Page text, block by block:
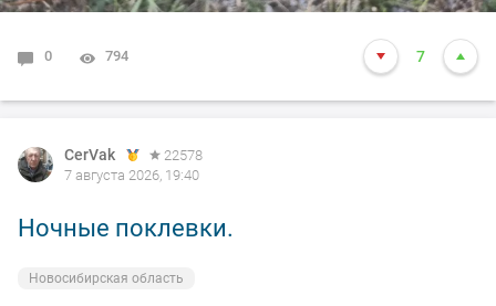
0 794 7
CerVak
22578
7 августа 2026, 19:40
Ночные поклевки.
Новосибирская область